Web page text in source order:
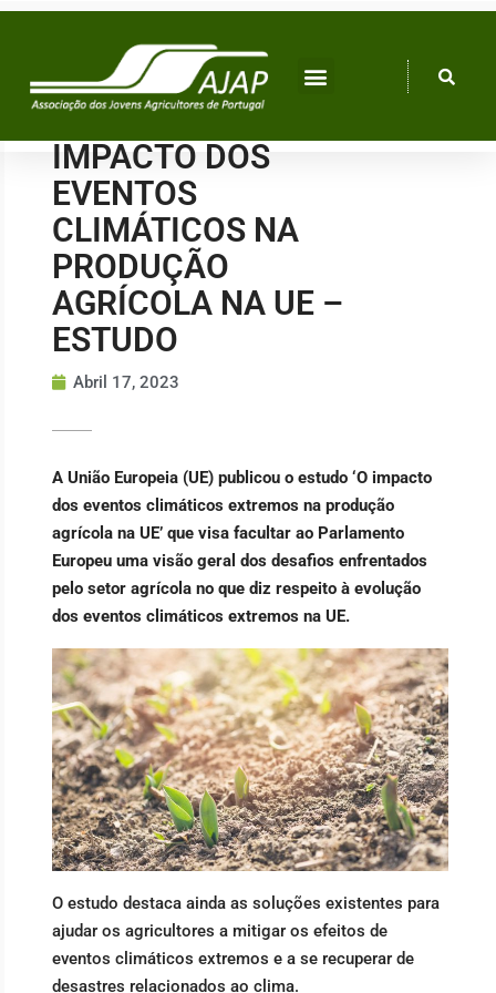
Skip
IMPACTO DOS
EVENTOS
CLIMÁTICOS NA
PRODUÇÃO
AGRÍCOLA NA UE –
ESTUDO
Abril 17, 2023
A União Europeia (UE) publicou o estudo ‘O impacto
dos eventos climáticos extremos na produção
agrícola na UE’ que visa facultar ao Parlamento
Europeu uma visão geral dos desafios enfrentados
pelo setor agrícola no que diz respeito à evolução
dos eventos climáticos extremos na UE.
O estudo destaca ainda as soluções existentes para
ajudar os agricultores a mitigar os efeitos de
eventos climáticos extremos e a se recuperar de
desastres relacionados ao clima.